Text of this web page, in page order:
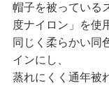
帽子を被っている
度ナイロン」を使
同じく柔らかい同
インにし、
蒸れにくく通年被